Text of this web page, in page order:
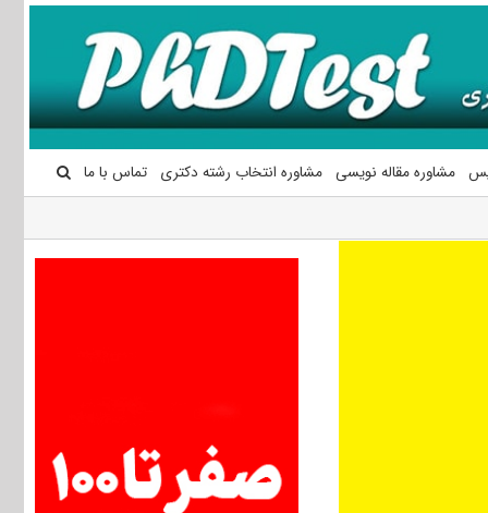
مشاوره مقاله نویسی مشاوره انتخاب رشته دکتری تماس با ما